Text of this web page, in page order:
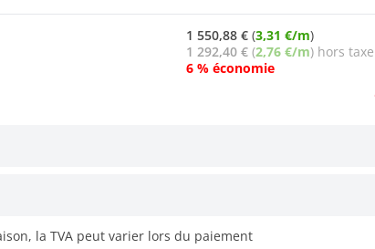
1 550,88 € (3,31 €/m)
1 292,40 € (2,76 €/m) hors taxe
6 % économie
la TVA peut varier lors du paiement